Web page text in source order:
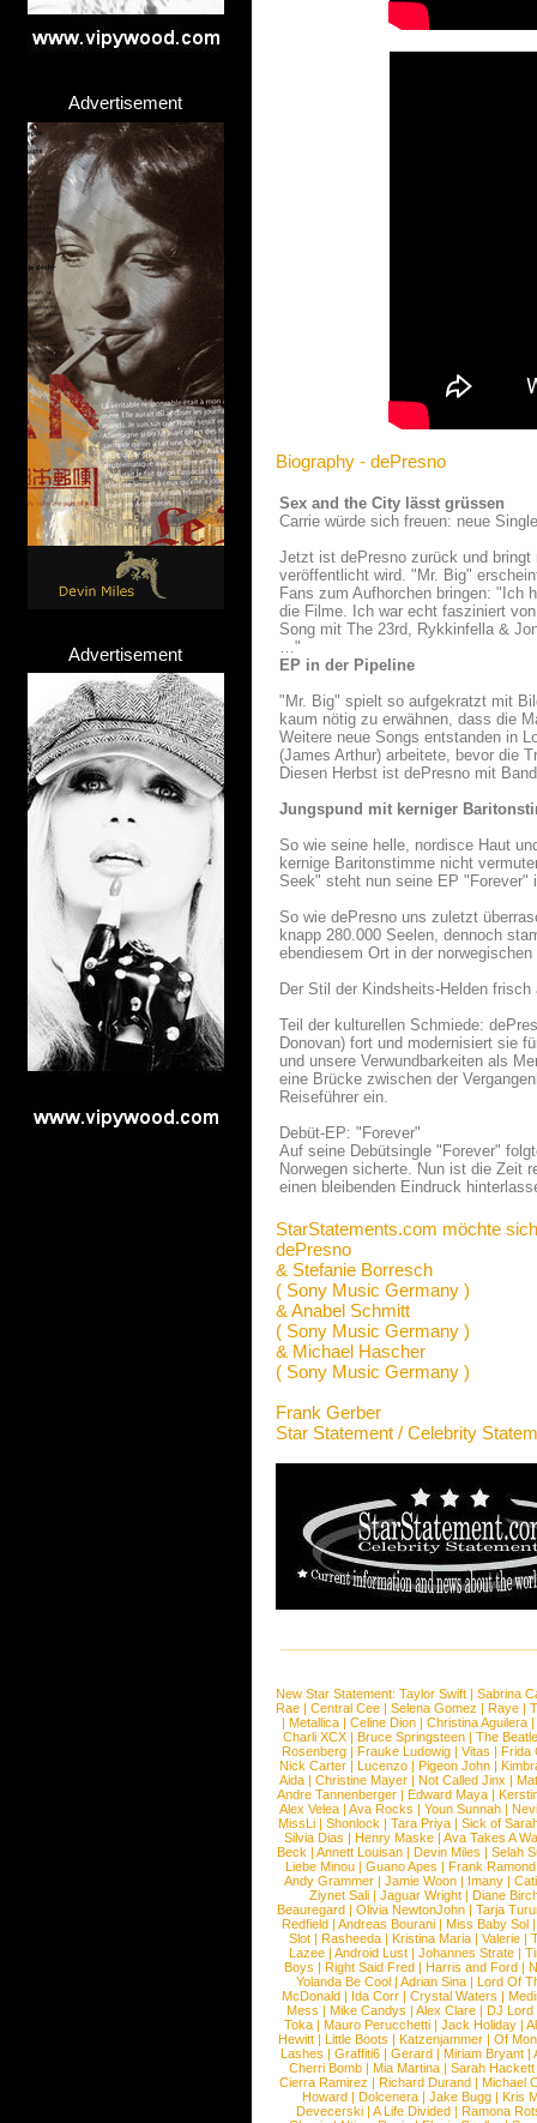
Advertisement
Advertisement
Biography - dePresno
Sex and the City lässt grüssen
Carrie würde sich freuen: neue
Jetzt ist dePresno zurück und
veröffentlicht wird. "Mr. Big"
Fans zum Aufhorchen bringen: "Ich
die Filme. Ich war echt fasziniert
Song mit The 23rd, Rykkinfella &
…"
EP in der Pipeline
"Mr. Big" spielt so aufgekratzt mit
kaum nötig zu erwähnen, dass die
Weitere neue Songs entstanden in
(James Arthur) arbeitete, bevor die
Diesen Herbst ist dePresno mit
Jungspund mit kerniger
So wie seine helle, nordisce Haut
kernige Baritonstimme nicht
Seek" steht nun seine EP "Forever"
So wie dePresno uns zuletzt
knapp 280.000 Seelen, dennoch
ebendiesem Ort in der
Der Stil der Kindsheits-Helden frisch
Teil der kulturellen Schmiede:
Donovan) fort und modernisiert sie
und unsere Verwundbarkeiten als
eine Brücke zwischen der
Reiseführer ein.
Debüt-EP: "Forever"
Auf seine Debütsingle "Forever"
Norwegen sicherte. Nun ist die Zeit
einen bleibenden Eindruck
StarStatements.com möchte
dePresno
& Stefanie Borresch
( Sony Music Germany )
& Anabel Schmitt
( Sony Music Germany )
& Michael Hascher
( Sony Music Germany )
Frank Gerber
Star Statement / Celebrity
New Star Statement: Taylor Swift | Sabrina
Rae |Central Cee |Selena Gomez |Raye |
| Metallica | Celine Dion | Christina Aguilera |
Charli XCX |Bruce Springsteen |The
Rosenberg | Frauke Ludowig | Vitas | Frida
Nick Carter | Lucenzo | Pigeon John |
Aida |Christine Mayer |Not Called Jinx |
Andre Tannenberger | Edward Maya |
Alex Velea | Ava Rocks | Youn Sunnah |
MissLi | Shonlock | Tara Priya | Sick of
Silvia Dias |Henry Maske |Ava Takes A
Beck |Annett Louisan |Devin Miles |Selah
Liebe Minou |Guano Apes |Frank Ramond
Andy Grammer |Jamie Woon | Imany |
Ziynet Sali |Jaguar Wright |Diane
Beauregard |Olivia NewtonJohn |Tarja
Redfield | Andreas Bourani | Miss Baby Sol
Slot | Rasheeda | Kristina Maria | Valerie |
Lazee | Android Lust | Johannes Strate |
Boys | Right Said Fred | Harris and Ford |
Yolanda Be Cool |Adrian Sina |Lord Of
McDonald | Ida Corr |Crystal Waters |
Mess | Mike Candys | Alex Clare | DJ Lord
Toka | Mauro Perucchetti | Jack Holiday |
Hewitt |Little Boots |Katzenjammer |Of
Lashes |Graffiti6 |Gerard |Miriam Bryant |
Cherri Bomb | Mia Martina | Sarah Hackett
Cierra Ramirez | Richard Durand | Michael
Howard |Dolcenera |Jake Bugg |Kris
Devecerski |A Life Divided |Ramona